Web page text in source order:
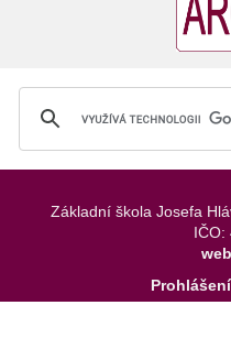
Základní škola Josefa
IČO: